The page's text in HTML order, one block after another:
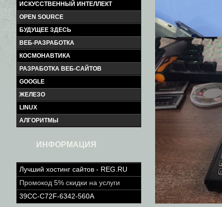
ИСКУССТВЕННЫЙ ИНТЕЛЛЕКТ
OPEN SOURCE
БУДУЩЕЕ ЗДЕСЬ
ВЕБ-РАЗРАБОТКА
КОСМОНАВТИКА
РАЗРАБОТКА ВЕБ-САЙТОВ
GOOGLE
ЖЕЛЕЗО
LINUX
АЛГОРИТМЫ
ИНФОРМАЦИЯ
Лучший хостинг сайтов - REG.RU
Промокод 5% скидки на услуги
39CC-C72F-6342-560A